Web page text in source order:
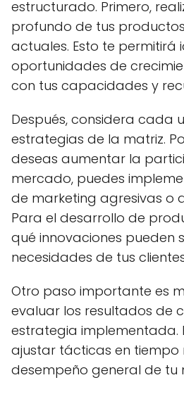
estructurado. Primero,
profundo de tus
actuales. Esto te permitirá
oportunidades de
con tus capacidades y
Después, considera cada
estrategias de la matriz.
deseas aumentar la
mercado, puedes
de marketing agresivas o
Para el desarrollo de
qué innovaciones pueden
necesidades de tus
Otro paso importante es
evaluar los resultados de
estrategia implementada.
ajustar tácticas en tiempo
desempeño general de tu